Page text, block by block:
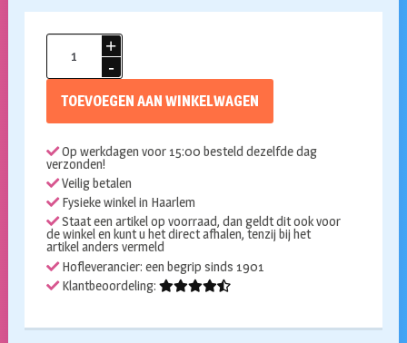
Dance
groen
TOEVOEGEN AAN WINKELWAGEN
Op werkdagen voor 15:00 besteld dezelfde dag
verzonden!
Veilig betalen
Fysieke winkel in Haarlem
Staat een artikel op voorraad, dan geldt dit ook voor
de winkel en kunt u het direct afhalen, tenzij bij het
artikel anders vermeld
Hofleverancier: een begrip sinds 1901
Klantbeoordeling: